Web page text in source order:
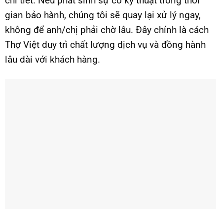
gian bảo hành, chúng tôi sẽ quay lại xử lý ngay,
không để anh/chị phải chờ lâu. Đây chính là cách
Thợ Việt duy trì chất lượng dịch vụ và đồng hành
lâu dài với khách hàng.